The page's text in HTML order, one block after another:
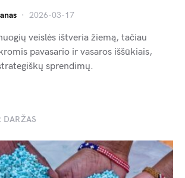
2026-03-17
veislės ištveria žiemą, tačiau
pavasario ir vasaros iššūkiais,
sprendimų.
DARŽAS